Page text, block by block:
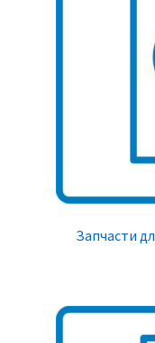
Запчасти